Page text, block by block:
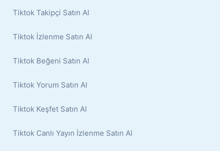
Tiktok Takipçi Satın Al
Tiktok İzlenme Satın Al
Tiktok Beğeni Satın Al
Tiktok Yorum Satın Al
Tiktok Keşfet Satın Al
Tiktok Canlı Yayın İzlenme Satın Al